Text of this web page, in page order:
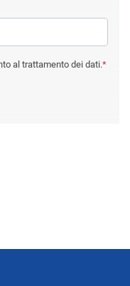
al trattamento dei dati.*